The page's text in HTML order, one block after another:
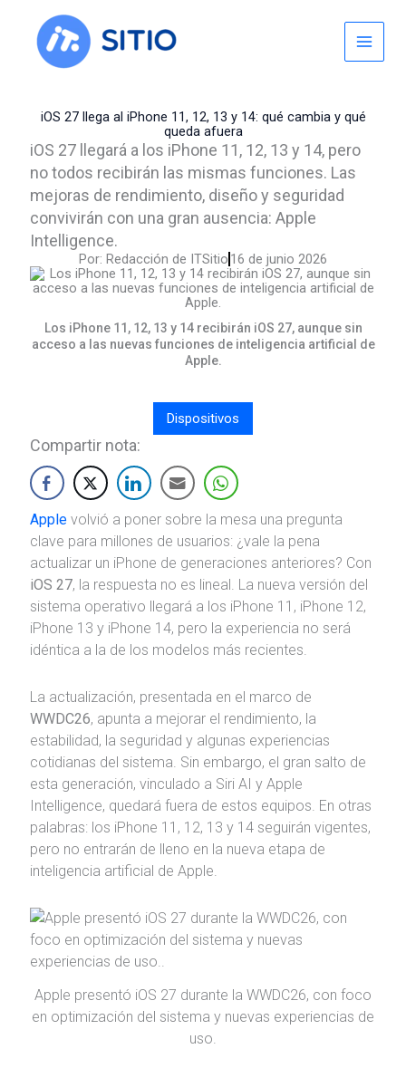
content
iOS 27 llega al iPhone 11, 12, 13 y 14: qué cambia y qué
queda afuera
iOS 27 llegará a los iPhone 11, 12, 13 y 14, pero
no todos recibirán las mismas funciones. Las
mejoras de rendimiento, diseño y seguridad
convivirán con una gran ausencia: Apple
Intelligence.
Por: Redacción de ITSitio 16 de junio 2026
Los iPhone 11, 12, 13 y 14 recibirán iOS 27, aunque sin
acceso a las nuevas funciones de inteligencia artificial de
Apple.
Dispositivos
Compartir nota:
Applevolvió a poner sobre la mesa una pregunta
clave para millones de usuarios: ¿vale la pena
actualizar un iPhone de generaciones anteriores? Con
iOS 27, la respuesta no es lineal. La nueva versión del
sistema operativo llegará a los iPhone 11, iPhone 12,
iPhone 13 y iPhone 14, pero la experiencia no será
idéntica a la de los modelos más recientes.
La actualización, presentada en el marco de
WWDC26, apunta a mejorar el rendimiento, la
estabilidad, la seguridad y algunas experiencias
cotidianas del sistema. Sin embargo, el gran salto de
esta generación, vinculado a Siri AI y Apple
Intelligence, quedará fuera de estos equipos. En otras
palabras: los iPhone 11, 12, 13 y 14 seguirán vigentes,
pero no entrarán de lleno en la nueva etapa de
inteligencia artificial de Apple.
Apple presentó iOS 27 durante la WWDC26, con foco
en optimización del sistema y nuevas experiencias de
uso.